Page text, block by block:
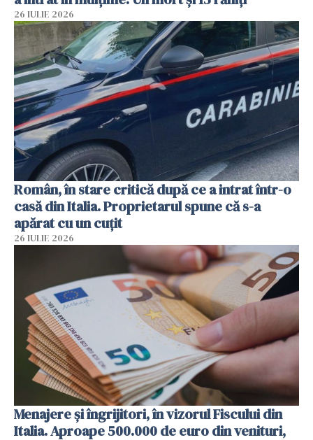
26 IULIE 2026
Român, în stare critică după ce a intrat într-o
casă din Italia. Proprietarul spune că s-a
apărat cu un cuțit
26 IULIE 2026
Menajere și îngrijitori, în vizorul Fiscului din
Italia. Aproape 500.000 de euro din venituri,